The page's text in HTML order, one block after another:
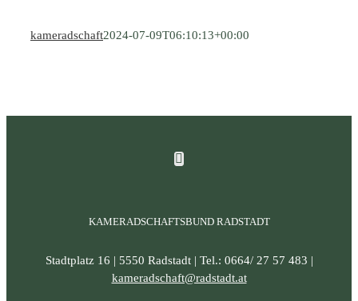
kameradschaft2024-07-09T06:10:13+00:00
KAMERADSCHAFTSBUND RADSTADT
Stadtplatz 16 | 5550 Radstadt | Tel.: 0664/ 27 57 483 |
kameradschaft@radstadt.at